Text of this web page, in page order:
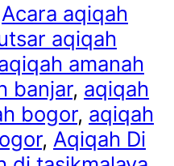
Acara aqiqah
aqiqah
amanah
banjar, aqiqah
bogor, aqiqah
, Aqiqah Di